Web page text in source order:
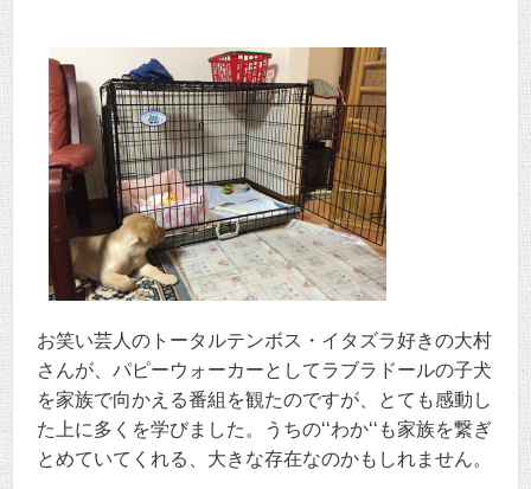
お笑い芸人のトータルテンボス・イタズラ好きの大村
さんが、パピーウォーカーとしてラブラドールの子犬
を家族で向かえる番組を観たのですが、とても感動し
た上に多くを学びました。うちの‘‘わか‘‘も家族を繋ぎ
とめていてくれる、大きな存在なのかもしれません。